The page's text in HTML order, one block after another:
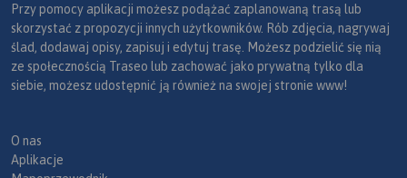
Przy pomocy aplikacji możesz podążać zaplanowaną trasą lub
skorzystać z propozycji innych użytkowników. Rób zdjęcia, nagrywaj
ślad, dodawaj opisy, zapisuj i edytuj trasę. Możesz podzielić się nią
ze społecznością Traseo lub zachować jako prywatną tylko dla
siebie, możesz udostępnić ją również na swojej stronie www!
O nas
Aplikacje